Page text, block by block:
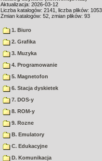
Aktualizacja: 2026-03-12
Liczba katalogów: 2141, liczba plików:
Zmian katalogów: 52, zmian plików: 93
1. Biuro
2. Grafika
3. Muzyka
4. Programowanie
5. Magnetofon
6. Stacja dyskietek
7. DOS-y
8. ROM-y
9. Rozne
B. Emulatory
C. Edukacyjne
D. Komunikacja